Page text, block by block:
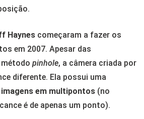
Haynes começaram a fazer os
em 2007. Apesar das
pinhole, a câmera criada por
diferente. Ela possui uma
imagens em multipontos (no
é de apenas um ponto).